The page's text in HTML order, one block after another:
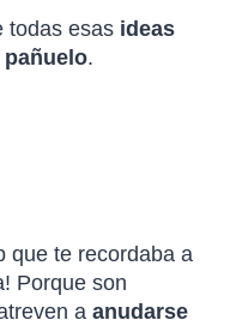
todas esas ideas
.
que te recordaba a
Porque son
a anudarse